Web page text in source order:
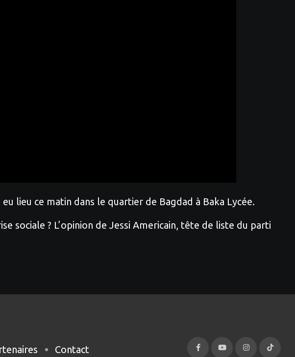
lieu ce matin dans le quartier de Bagdad à Baka Lycée.
sociale ? L’opinion de Jessi Americain, tête de liste du parti
Contact